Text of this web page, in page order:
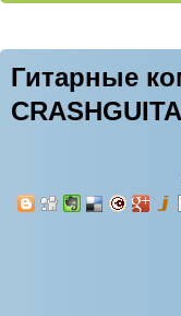
Гитарные